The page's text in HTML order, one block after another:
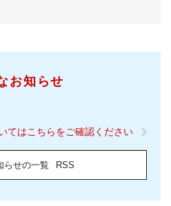
お知らせ
てはこちらをご確認ください
らせの一覧 RSS